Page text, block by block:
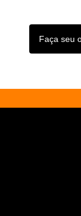
Faça seu